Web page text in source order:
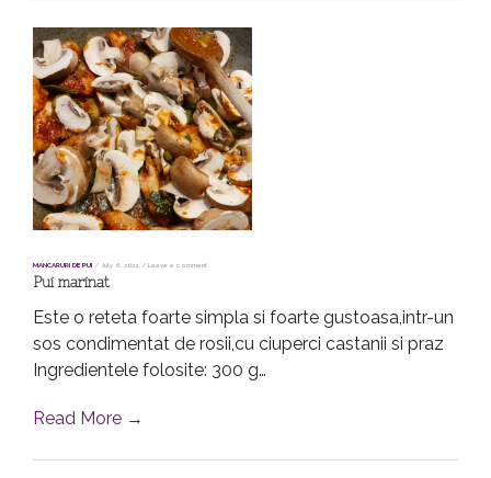
MANCARURI DE PUI / July 6, 2021 / Leave a comment
Pui marinat
Este o reteta foarte simpla si foarte gustoasa,intr-un
sos condimentat de rosii,cu ciuperci castanii si praz
Ingredientele folosite: 300 g…
Read More →